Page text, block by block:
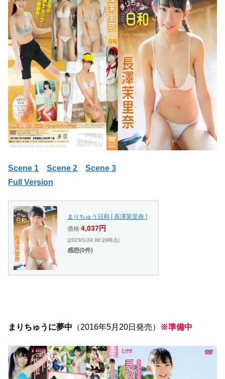
Scene 1 Scene 2
Scene 3
Full Version
まりちゅう日和 [ 長澤茉里奈 ]
価格:4,037円
(2023/1/24 08:28時点)
感想(0件)
まりちゅうに夢中 （2016年5月20日発売） ※準備中